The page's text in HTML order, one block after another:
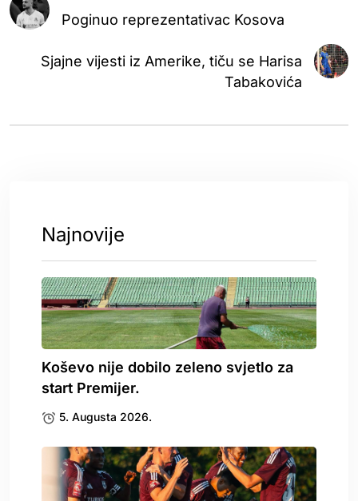
Poginuo reprezentativac Kosova
Sjajne vijesti iz Amerike, tiču se Harisa
Tabakovića
Najnovije
Koševo nije dobilo zeleno svjetlo za
start Premijer.
5. Augusta 2026.